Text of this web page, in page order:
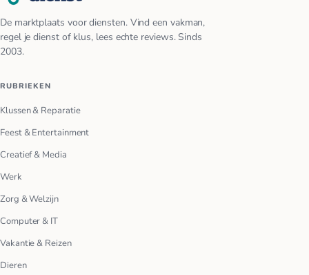
De marktplaats voor diensten. Vind een vakman,
regel je dienst of klus, lees echte reviews. Sinds
2003.
RUBRIEKEN
Klussen & Reparatie
Feest & Entertainment
Creatief & Media
Werk
Zorg & Welzijn
Computer & IT
Vakantie & Reizen
Dieren